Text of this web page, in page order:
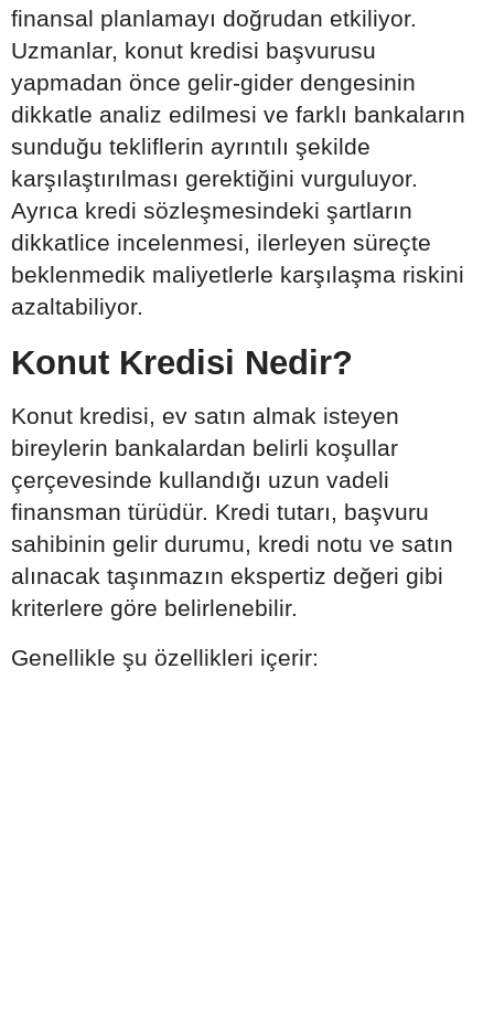
finansal planlamayı doğrudan etkiliyor.
Uzmanlar, konut kredisi başvurusu
yapmadan önce gelir-gider dengesinin
dikkatle analiz edilmesi ve farklı bankaların
sunduğu tekliflerin ayrıntılı şekilde
karşılaştırılması gerektiğini vurguluyor.
Ayrıca kredi sözleşmesindeki şartların
dikkatlice incelenmesi, ilerleyen süreçte
beklenmedik maliyetlerle karşılaşma riskini
azaltabiliyor.
Konut Kredisi Nedir?
Konut kredisi, ev satın almak isteyen
bireylerin bankalardan belirli koşullar
çerçevesinde kullandığı uzun vadeli
finansman türüdür. Kredi tutarı, başvuru
sahibinin gelir durumu, kredi notu ve satın
alınacak taşınmazın ekspertiz değeri gibi
kriterlere göre belirlenebilir.
Genellikle şu özellikleri içerir: